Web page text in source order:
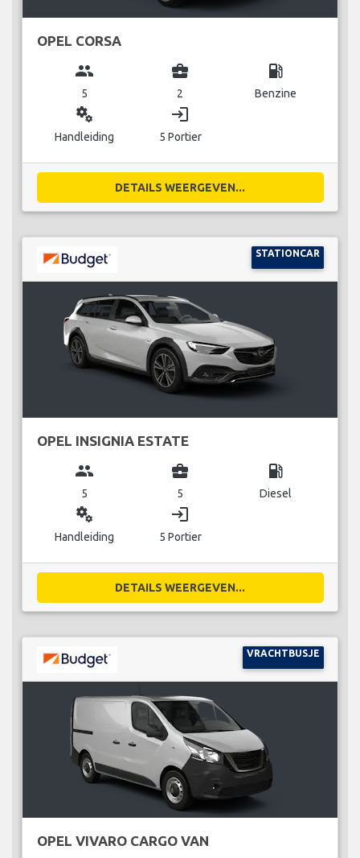
OPEL CORSA
group
5
business_center
2
local_gas_station
Benzine
miscellaneous_services
Handleiding
login
5 Portier
DETAILS WEERGEVEN...
STATIONCAR
OPEL INSIGNIA ESTATE
group
5
business_center
5
local_gas_station
Diesel
miscellaneous_services
Handleiding
login
5 Portier
DETAILS WEERGEVEN...
VRACHTBUSJE
OPEL VIVARO CARGO VAN